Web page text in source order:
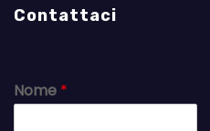
Contattaci
Nome *